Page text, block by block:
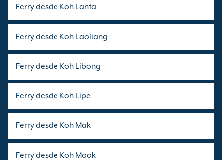
Ferry desde Koh Lanta
Ferry desde Koh Laoliang
Ferry desde Koh Libong
Ferry desde Koh Lipe
Ferry desde Koh Mak
Ferry desde Koh Mook